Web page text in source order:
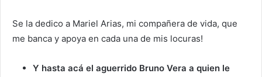
Se la dedico a Mariel Arias, mi compañera de vida, que
me banca y apoya en cada una de mis locuras!
Y hasta acá el aguerrido Bruno Vera a quien le